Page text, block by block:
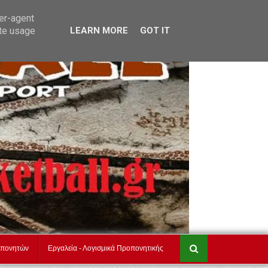
akadimiesbasket.gr
Εργαλεία - Λογισμικά Προπονητικής
agent
usage
LEARN MORE GOT IT